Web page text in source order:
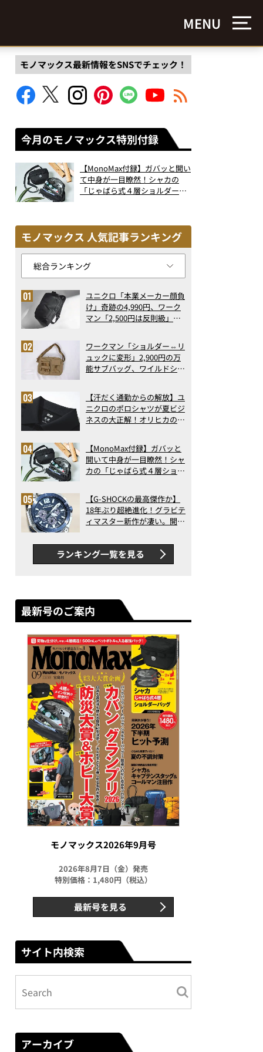
MENU
モノマックス最新情報をSNSでチェック！
今月のモノマックス特別付録
【MonoMax付録】ガバッと開い
て中身が一目瞭然！シャカの
「じゃばら式４層ショルダーバ
モノマックス 人気記事ランキング
ユニクロ「本業メーカー顔負
け」奇跡の4,990円、ワーク
マン「2,500円は反則級」凄
ト3】（2026年6月版）
ワークマン「ショルダー⇔リ
ュックに変形」2,900円の万
能サブバッグ、ワイルドシン
記事ランキングベスト3】
（2026年6月版）
【汗だく通勤からの解放】ユ
ニクロのポロシャツが夏ビジ
ネスの大正解！オリヒカの透
アの実力
【MonoMax付録】ガバッと
開いて中身が一目瞭然！シャ
カの「じゃばら式４層ショル
った！
【G-SHOCKの最高傑作か】
18年ぶり超絶進化！グラビテ
ィマスター新作が凄い。開発
新ムーブメントの衝撃
ランキング一覧を見る
最新号のご案内
モノマックス2026年9月号
2026年8月7日（金）発売
特別価格：1,480円（税込）
最新号を見る
サイト内検索
アーカイブ